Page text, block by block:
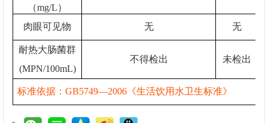
（mg/L）
肉眼可见物 无 无
耐热大肠菌群
(MPN/100mL)
不得检出 未检出
标准依据：GB5749—2006《生活饮用水卫生标准》